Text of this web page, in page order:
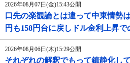
2026年08月07日(金)15:43公開
口先の楽観論とは違って中東情勢
円も158円台に戻しドル金利上昇で
2026年08月06日(木)15:29公開
それぞれの解釈でもって鎮静化し